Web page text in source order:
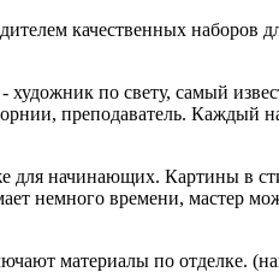
качественных наборов
по свету, самый
преподаватель. Каждый
начинающих. Картины в
немного времени, мастер
материалы по отделке.